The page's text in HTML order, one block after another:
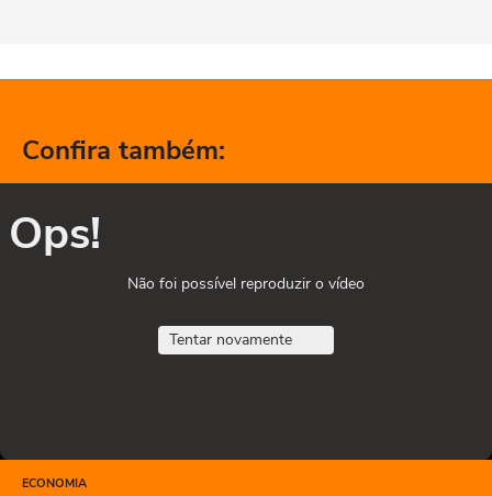
Confira também:
Ops!
Não foi possível reproduzir o vídeo
Tentar novamente
ECONOMIA